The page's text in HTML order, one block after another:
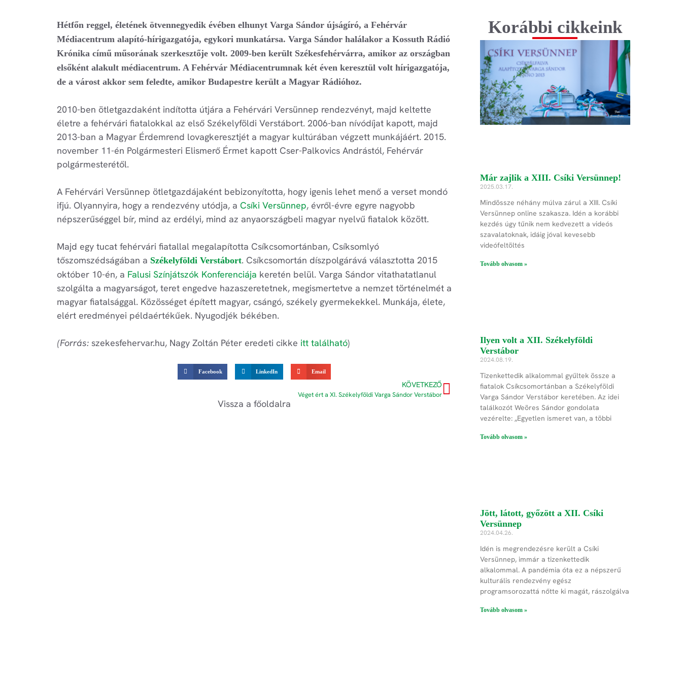
Hétfőn reggel, életének ötvennegyedik évében elhunyt Varga Sándor újságíró, a Fehérvár
Médiacentrum alapító-hírigazgatója, egykori munkatársa. Varga Sándor halálakor a Kossuth Rádió
Krónika című műsorának szerkesztője volt. 2009-ben került Székesfehérvárra, amikor az országban
elsőként alakult médiacentrum. A Fehérvár Médiacentrumnak két éven keresztül volt hírigazgatója,
de a várost akkor sem feledte, amikor Budapestre került a Magyar Rádióhoz.
2010-ben ötletgazdaként indította útjára a Fehérvári Versünnep rendezvényt, majd keltette
életre a fehérvári fiatalokkal az első Székelyföldi Verstábort. 2006-ban nívódíjat kapott, majd
2013-ban a Magyar Érdemrend lovagkeresztjét a magyar kultúrában végzett munkájáért. 2015.
november 11-én Polgármesteri Elismerő Érmet kapott Cser-Palkovics Andrástól, Fehérvár
polgármesterétől.
A Fehérvári Versünnep ötletgazdájaként bebizonyította, hogy igenis lehet menő a verset mondó
ifjú. Olyannyira, hogy a rendezvény utódja, a Csíki Versünnep, évről-évre egyre nagyobb
népszerűséggel bír, mind az erdélyi, mind az anyaországbeli magyar nyelvű fiatalok között.
Majd egy tucat fehérvári fiatallal megalapította Csíkcsomortánban, Csíksomlyó
tőszomszédságában a Székelyföldi Verstábort. Csíkcsomortán díszpolgárává választotta 2015
október 10-én, a Falusi Színjátszók Konferenciája keretén belül. Varga Sándor vitathatatlanul
szolgálta a magyarságot, teret engedve hazaszeretetnek, megismertetve a nemzet történelmét a
magyar fiatalsággal. Közösséget épített magyar, csángó, székely gyermekekkel. Munkája, élete,
elért eredményei példaértékűek. Nyugodjék békében.
(Forrás: szekesfehervar.hu, Nagy Zoltán Péter eredeti cikke itt található)
Facebook LinkedIn Email
KÖVETKEZŐ
Véget ért a XI. Székelyföldi Varga Sándor Verstábor
Vissza a főoldalra
Korábbi cikkeink
Már zajlik a XIII. Csíki Versünnep!
2025.03.17.
Mindössze néhány múlva zárul a XIII. Csíki
Versünnep online szakasza. Idén a korábbi
kezdés úgy tűnik nem kedvezett a videós
szavalatoknak, idáig jóval kevesebb
videófeltöltés
Tovább olvasom »
Ilyen volt a XII. Székelyföldi
Verstábor
2024.08.19.
Tizenkettedik alkalommal gyűltek össze a
fiatalok Csíkcsomortánban a Székelyföldi
Varga Sándor Verstábor keretében. Az idei
találkozót Weöres Sándor gondolata
vezérelte: „Egyetlen ismeret van, a többi
Tovább olvasom »
Jött, látott, győzött a XII. Csíki
Versünnep
2024.04.26.
Idén is megrendezésre került a Csíki
Versünnep, immár a tizenkettedik
alkalommal. A pandémia óta ez a népszerű
kulturális rendezvény egész
programsorozattá nőtte ki magát, rászolgálva
Tovább olvasom »